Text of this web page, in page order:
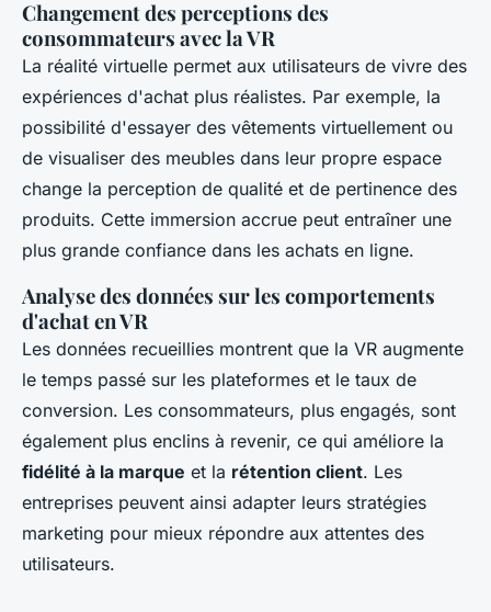
Changement des perceptions des
consommateurs avec la VR
La réalité virtuelle permet aux utilisateurs de vivre des
expériences d'achat plus réalistes. Par exemple, la
possibilité d'essayer des vêtements virtuellement ou
de visualiser des meubles dans leur propre espace
change la perception de qualité et de pertinence des
produits. Cette immersion accrue peut entraîner une
plus grande confiance dans les achats en ligne.
Analyse des données sur les comportements
d'achat en VR
Les données recueillies montrent que la VR augmente
le temps passé sur les plateformes et le taux de
conversion. Les consommateurs, plus engagés, sont
également plus enclins à revenir, ce qui améliore la
fidélité à la marque et la rétention client. Les
entreprises peuvent ainsi adapter leurs stratégies
marketing pour mieux répondre aux attentes des
utilisateurs.